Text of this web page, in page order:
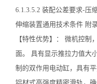
回弹仪
防水板焊缝气密性检测仪
洛杉矶磨耗试验机
轻重型触探仪
6.1.3.5.2 装配公差要求-压
伸缩装置通用技术条件 附
【特性优势】： 微机控制
面。 具有显示推拉力值大
制的双作用电动缸，具有